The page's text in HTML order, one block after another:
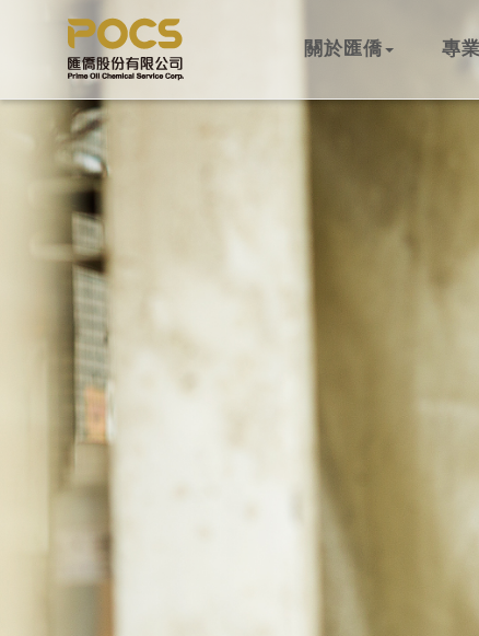
關於匯僑 專